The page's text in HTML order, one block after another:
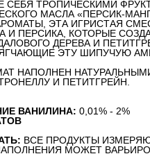
СЕБЯ ТРОПИЧЕСКИМИ
МАСЛА «ПЕРСИК-
ЭТА ИГРИСТАЯ
И ПЕРСИКА, КОТОРЫЕ
ДЕРЕВА И
ЭТУ ШИПУЧУЮ
НАПОЛНЕН
И ПЕТИТГРЕЙН.
ВАНИЛИНА: 0,01% - 2%
ВСЕ ПРОДУКТЫ
МОЖЕТ